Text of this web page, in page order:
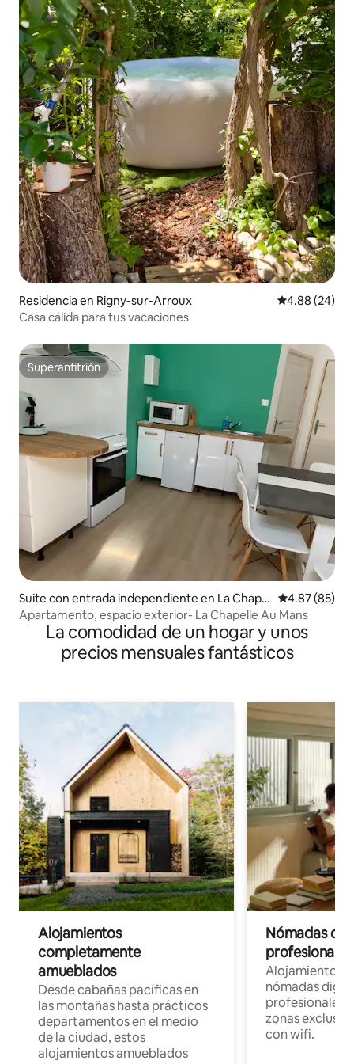
Residencia en Rigny-sur-Arroux Calificación
4.88 (24)
Casa cálida para tus vacaciones
Superanfitrión
Superanfitrión
Suite con entrada independiente en La Chapel
le-au-Mans
Calificación
4.87 (85)
Apartamento, espacio exterior- La Chapelle Au Mans
La comodidad de un hogar y unos
precios mensuales fantásticos
Alojamientos
completamente
amueblados
Desde cabañas pacíficas en
las montañas hasta prácticos
departamentos en el medio
de la ciudad, estos
alojamientos amueblados
Nómadas
Alojamientos
nómadas
profesionales
zonas
con wifi.